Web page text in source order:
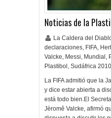
Noticias de la
La Caldera del
declaraciones, FIFA,
Valcke, Messi, Mundial ,
Plastibol , Sudáfrica 2010
La FIFA admitió que la
y dice estar abierta a
está todo bien.El
Jèromê Valcke, afirmó